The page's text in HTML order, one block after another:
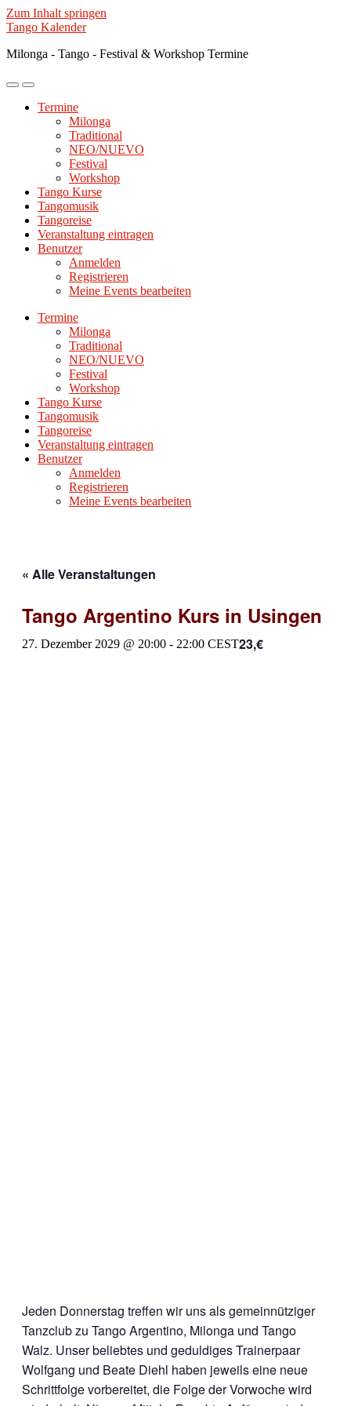
Zum Inhalt springen
Tango Kalender
Milonga - Tango - Festival & Workshop Termine
Mobile-
ein-/ausblenden
Suchfeld
ein-/ausblenden
Termine
Milonga
Traditional
NEO/NUEVO
Festival
Workshop
Tango Kurse
Tangomusik
Tangoreise
Veranstaltung eintragen
Benutzer
Anmelden
Registrieren
Meine Events bearbeiten
Termine
Milonga
Traditional
NEO/NUEVO
Festival
Workshop
Tango Kurse
Tangomusik
Tangoreise
Veranstaltung eintragen
Benutzer
Anmelden
Registrieren
Meine Events bearbeiten
« Alle Veranstaltungen
Tango Argentino Kurs in Usingen
27. Dezember 2029 @ 20:00 - 22:00 CEST23,€
Jeden Donnerstag treffen wir uns als gemeinnütziger
Tanzclub zu Tango Argentino, Milonga und Tango
Walz. Unser beliebtes und geduldiges Trainerpaar
Wolfgang und Beate Diehl haben jeweils eine neue
Schrittfolge vorbereitet, die Folge der Vorwoche wird